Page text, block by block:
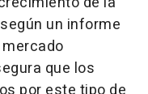
un informe
que los